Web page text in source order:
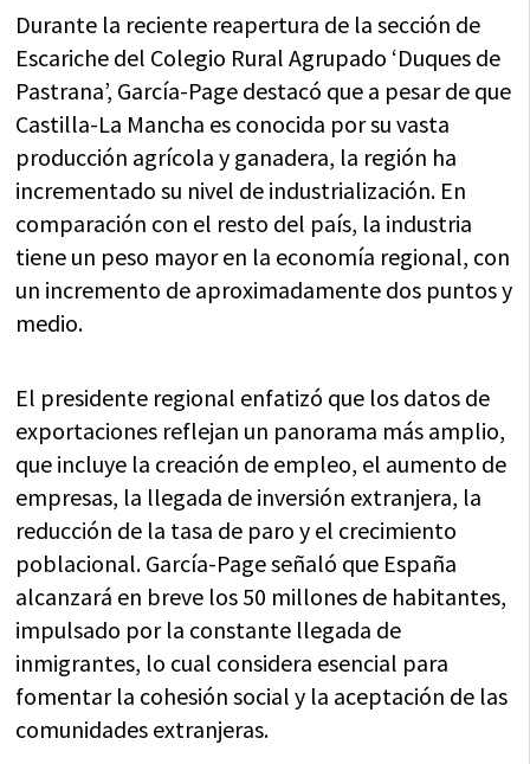
Durante la reciente reapertura de la sección de
Escariche del Colegio Rural Agrupado ‘Duques de
Pastrana’, García-Page destacó que a pesar de que
Castilla-La Mancha es conocida por su vasta
producción agrícola y ganadera, la región ha
incrementado su nivel de industrialización. En
comparación con el resto del país, la industria
tiene un peso mayor en la economía regional, con
un incremento de aproximadamente dos puntos y
medio.
El presidente regional enfatizó que los datos de
exportaciones reflejan un panorama más amplio,
que incluye la creación de empleo, el aumento de
empresas, la llegada de inversión extranjera, la
reducción de la tasa de paro y el crecimiento
poblacional. García-Page señaló que España
alcanzará en breve los 50 millones de habitantes,
impulsado por la constante llegada de
inmigrantes, lo cual considera esencial para
fomentar la cohesión social y la aceptación de las
comunidades extranjeras.